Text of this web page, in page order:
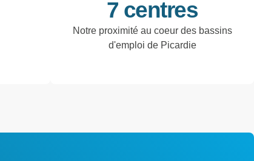
7 centres
Notre proximité au coeur des bassins
d'emploi de Picardie